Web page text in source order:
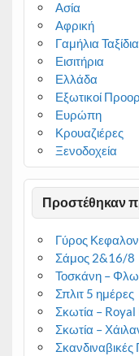
Ασία
Αφρική
Γαμήλια Ταξίδια
Εισιτήρια
Ελλάδα
Εξωτικοί
Ευρώπη
Κρουαζιέρες
Ξενοδοχεία
Προστέθηκαν
Γύρος
Σάμος 2&16/8
Τοσκάνη –
Σπλιτ 5 ημέρες
Σκωτία –
Σκωτία –